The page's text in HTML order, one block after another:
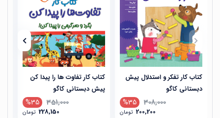
کتاب کار تفکر و استدلال پیش
دبستانی کاگو
308,000
%35
200,200 تومان
کتاب کار تفاوت ها را پیدا کن
پیش دبستانی کاگو
351,000
%35
228,150 تومان